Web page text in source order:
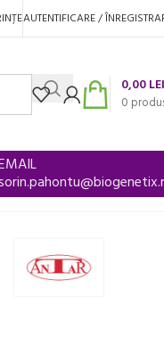
AUTENTIFICARE /
0
0,00LEI